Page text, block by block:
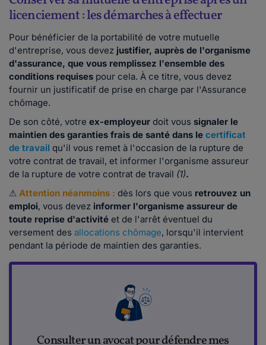
licenciement : les démarches à effectuer
Pour bénéficier de la portabilité de votre mutuelle
d'entreprise, vous devez justifier, auprès de l'organisme
d'assurance, que vous remplissez l'ensemble des
conditions requises pour cela. À ce titre, vous devez
fournir un justificatif de prise en charge par l'Assurance
chômage.
De son côté, votre ex-employeur doit vous signaler le
maintien des garanties frais de santé dans le certificat
de travail qu'il vous remet à l'occasion de la rupture de
votre contrat de travail, et informer l'organisme assureur
de la rupture de votre contrat de travail (1).
⚠ Attention néanmoins : dès lors que vous retrouvez un
emploi, vous devez informer l'organisme assureur de
toute reprise d'activité et de l'arrêt éventuel du
versement des allocations chômage, lorsqu'il intervient
pendant la période de maintien des garanties.
Consulter un avocat pour défendre mes